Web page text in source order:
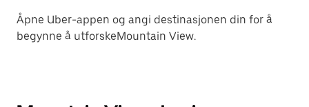
Åpne Uber-appen og angi destinasjonen din for å
begynne å utforskeMountain View.